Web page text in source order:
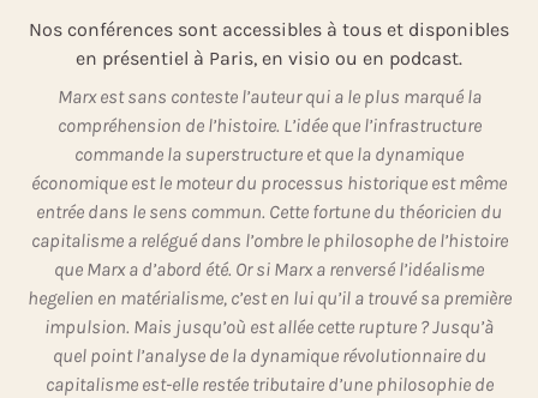
Nos conférences sont accessibles à tous et disponibles
en présentiel à Paris, en visio ou en podcast.
Marx est sans conteste l’auteur qui a le plus marqué la
compréhension de l’histoire. L’idée que l’infrastructure
commande la superstructure et que la dynamique
économique est le moteur du processus historique est même
entrée dans le sens commun. Cette fortune du théoricien du
capitalisme a relégué dans l’ombre le philosophe de l’histoire
que Marx a d’abord été. Or si Marx a renversé l’idéalisme
hegelien en matérialisme, c’est en lui qu’il a trouvé sa première
impulsion. Mais jusqu’où est allée cette rupture ? Jusqu’à
quel point l’analyse de la dynamique révolutionnaire du
capitalisme est-elle restée tributaire d’une philosophie de